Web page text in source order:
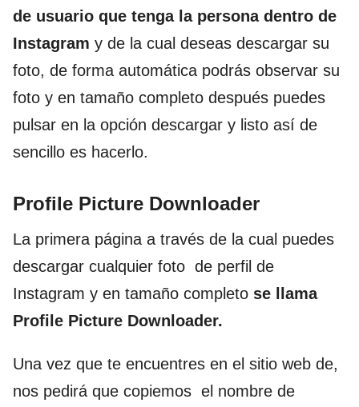
de usuario que tenga la persona dentro de
Instagram y de la cual deseas descargar su
foto, de forma automática podrás observar su
foto y en tamaño completo después puedes
pulsar en la opción descargar y listo así de
sencillo es hacerlo.
Profile Picture Downloader
La primera página a través de la cual puedes
descargar cualquier foto de perfil de
Instagram y en tamaño completo se llama
Profile Picture Downloader.
Una vez que te encuentres en el sitio web de,
nos pedirá que copiemos el nombre de